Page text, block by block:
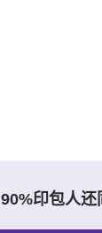
90%印包人还